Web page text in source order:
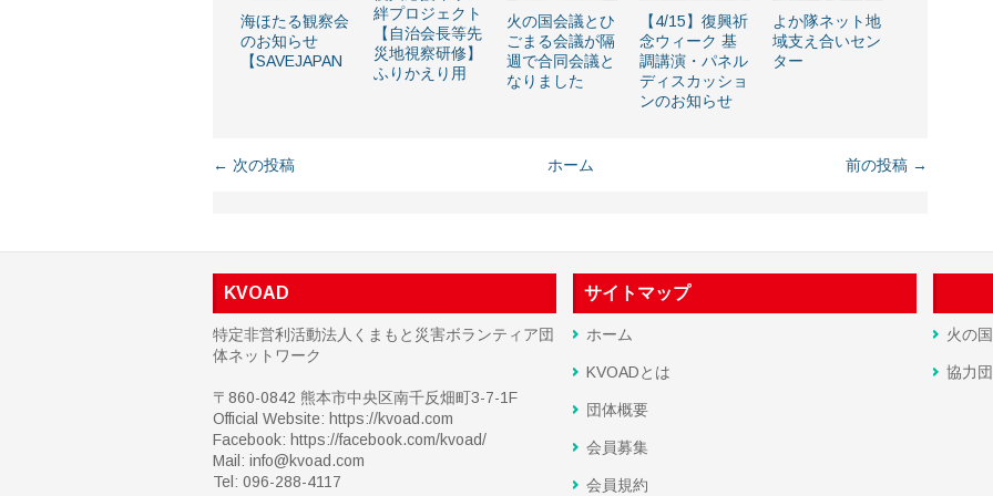
海ほたる観察会
のお知らせ
【SAVEJAPAN
絆プロジェクト
【自治会長等先
災地視察研修】
ふりかえり用
火の国会議とひ
ごまる会議が隔
週で合同会議と
なりました
【4/15】復興祈
念ウィーク 基
調講演・パネル
ディスカッショ
ンのお知らせ
よか隊ネット地
域支え合いセン
ター
← 次の投稿 前の投稿 →
ホーム
KVOAD
特定非営利活動法人くまもと災害ボランティア団
体ネットワーク
〒860-0842 熊本市中央区南千反畑町3-7-1F
Official Website: https://kvoad.com
Facebook: https://facebook.com/kvoad/
Mail: info@kvoad.com
Tel: 096-288-4117
サイトマップ
ホーム
KVOADとは
団体概要
会員募集
会員規約
火の
協力